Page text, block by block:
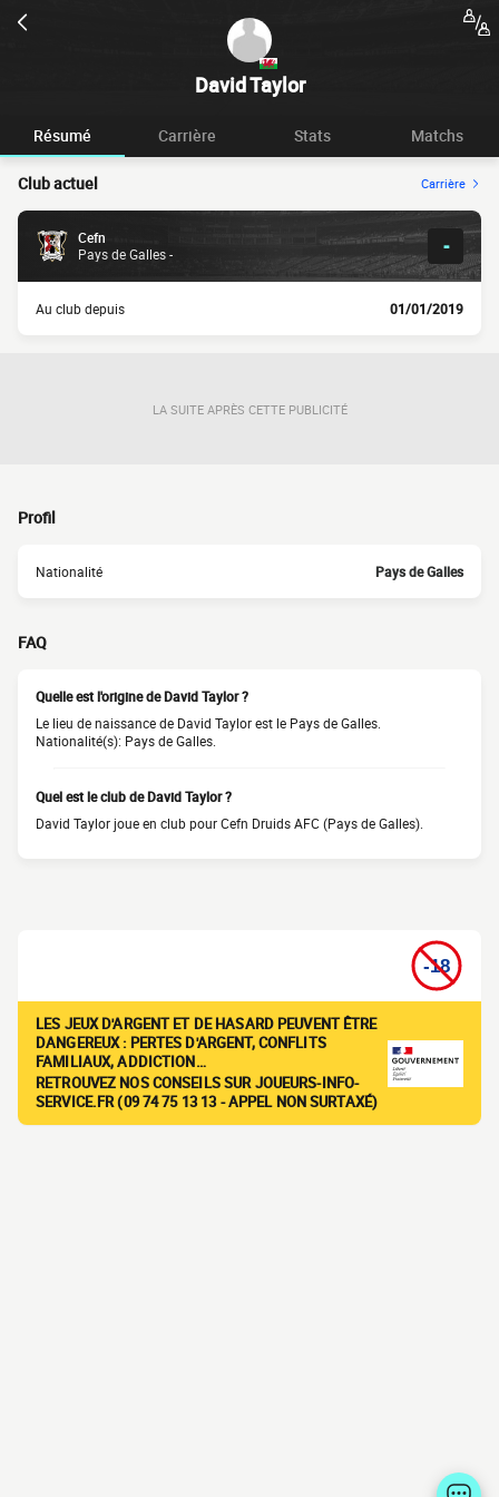
David Taylor
Résumé Carrière Stats Matchs
Club actuel Carrière
Cefn
Pays de Galles -
-
Au club depuis 01/01/2019
LA SUITE APRÈS CETTE PUBLICITÉ
Profil
Nationalité Pays de Galles
FAQ
Quelle est l'origine de David Taylor ?
Le lieu de naissance de David Taylor est le Pays de Galles.
Nationalité(s): Pays de Galles.
Quel est le club de David Taylor ?
David Taylor joue en club pour Cefn Druids AFC (Pays de Galles).
LES JEUX D'ARGENT ET DE HASARD PEUVENT ÊTRE
DANGEREUX : PERTES D'ARGENT, CONFLITS
FAMILIAUX, ADDICTION…
RETROUVEZ NOS CONSEILS SUR JOUEURS-INFO-
SERVICE.FR (09 74 75 13 13 - APPEL NON SURTAXÉ)